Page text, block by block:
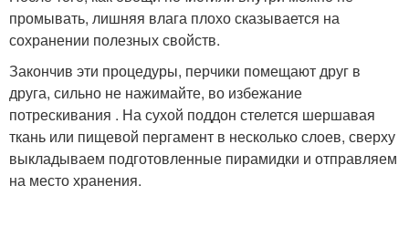
промывать, лишняя влага плохо сказывается на
сохранении полезных свойств.
Закончив эти процедуры, перчики помещают друг в
друга, сильно не нажимайте, во избежание
потрескивания . На сухой поддон стелется шершавая
ткань или пищевой пергамент в несколько слоев, сверху
выкладываем подготовленные пирамидки и отправляем
на место хранения.